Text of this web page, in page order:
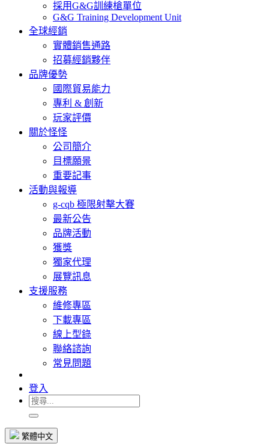
採用G&G訓練槍單位
G&G Training Development Unit
全球經銷
實體銷售通路
招募經銷夥伴
品牌優勢
國際貿易能力
專利 & 創新
玩家評價
關於怪怪
公司簡介
目標願景
重要記事
活動與報導
g-cqb 極限射擊大賽
最新公告
品牌活動
獲獎
獨家代理
展覽訊息
支援服務
維修專區
下載專區
線上型錄
聯絡諮詢
常見問題
登入
繁體中文